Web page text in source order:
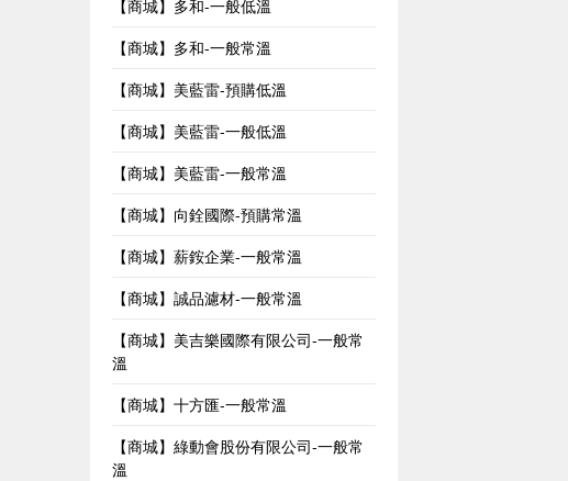
【商城】多和-一般低溫
【商城】多和-一般常溫
【商城】美藍雷-預購低溫
【商城】美藍雷-一般低溫
【商城】美藍雷-一般常溫
【商城】向銓國際-預購常溫
【商城】薪銨企業-一般常溫
【商城】誠品濾材-一般常溫
【商城】美吉樂國際有限公司-一般常
溫
【商城】十方匯-一般常溫
【商城】綠動會股份有限公司-一般常
溫